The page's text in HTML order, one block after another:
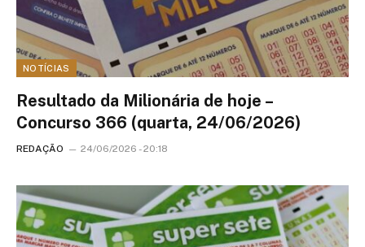
NOTÍCIAS
Resultado da Milionária de hoje –
Concurso 366 (quarta, 24/06/2026)
REDAÇÃO 24/06/2026 - 20:18